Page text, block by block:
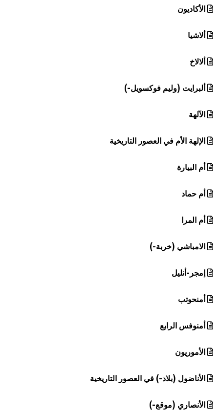
الأكاديون
ألاشيا
ألالاخ
ألبرايت (وليم فوكسويل-)
الآلهة
الإلهة الأم في العصور التاريخية
أم البيارة
أم حماد
أم المرا
الامباشي (خربة-)
إمجر-أنليل
أمنحوتب
أمنوفس الرابع
الأموريون
الأناضول (بلاد-) في العصور التاريخية
الأنصاري (موقع-)